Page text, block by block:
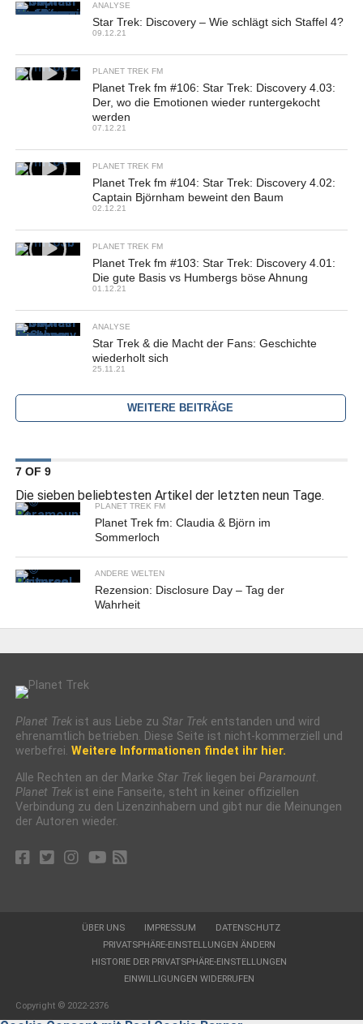
ANALYSE
Star Trek: Discovery – Wie schlägt sich Staffel 4?
09.12.21
PLANET TREK FM
Planet Trek fm #106: Star Trek: Discovery 4.03:
Der, wo die Emotionen wieder runtergekocht
werden
07.12.21
PLANET TREK FM
Planet Trek fm #104: Star Trek: Discovery 4.02:
Captain Björnham beweint den Baum
02.12.21
PLANET TREK FM
Planet Trek fm #103: Star Trek: Discovery 4.01:
Die gute Basis vs Humbergs böse Ahnung
01.12.21
ANALYSE
Star Trek & die Macht der Fans: Geschichte
wiederholt sich
25.11.21
WEITERE BEITRÄGE
7 OF 9
Die sieben beliebtesten Artikel der letzten neun Tage.
PLANET TREK FM
Planet Trek fm: Claudia & Björn im
Sommerloch
ANDERE WELTEN
Rezension: Disclosure Day – Tag der
Wahrheit
Planet Trekist aus Liebe zu Star Trekentstanden und wird
ehrenamtlich betrieben. Diese Seite ist nicht-kommerziell und
werbefrei. Weitere Informationen findet ihr hier.
Alle Rechten an der Marke Star Trekliegen bei Paramount.
Planet Trekist eine Fanseite, steht in keiner offiziellen
Verbindung zu den Lizenzinhabern und gibt nur die Meinungen
der Autoren wieder.
ÜBER UNS IMPRESSUM
DATENSCHUTZ
PRIVATSPHÄRE-EINSTELLUNGEN ÄNDERN
HISTORIE DER PRIVATSPHÄRE-EINSTELLUNGEN
EINWILLIGUNGEN WIDERRUFEN
Copyright © 2022-2376